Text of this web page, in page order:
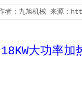
者：九旭机械 来源：
大功率